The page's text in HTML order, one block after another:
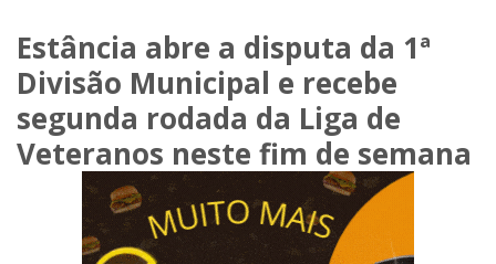
Estância abre a disputa da 1ª
Divisão Municipal e recebe
segunda rodada da Liga de
Veteranos neste fim de semana